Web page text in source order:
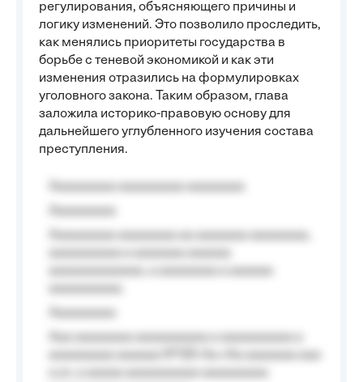
регулирования, объясняющего причины и
логику изменений. Это позволило проследить,
как менялись приоритеты государства в
борьбе с теневой экономикой и как эти
изменения отразились на формулировках
уголовного закона. Таким образом, глава
заложила историко-правовую основу для
дальнейшего углубленного изучения состава
преступления.